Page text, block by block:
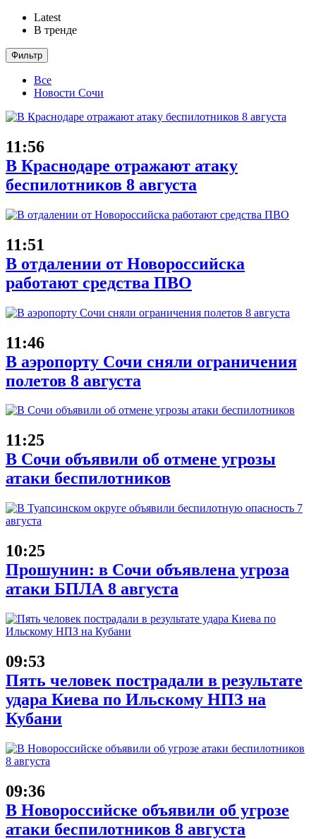
Latest
В тренде
Фильтр
Все
Новости Сочи
11:56
В Краснодаре отражают атаку
беспилотников 8 августа
11:51
В отдалении от Новороссийска
работают средства ПВО
11:46
В аэропорту Сочи сняли ограничения
полетов 8 августа
11:25
В Сочи объявили об отмене угрозы
атаки беспилотников
10:25
Прошунин: в Сочи объявлена угроза
атаки БПЛА 8 августа
09:53
Пять человек пострадали в результате
удара Киева по Ильскому НПЗ на
Кубани
09:36
В Новороссийске объявили об угрозе
атаки беспилотников 8 августа